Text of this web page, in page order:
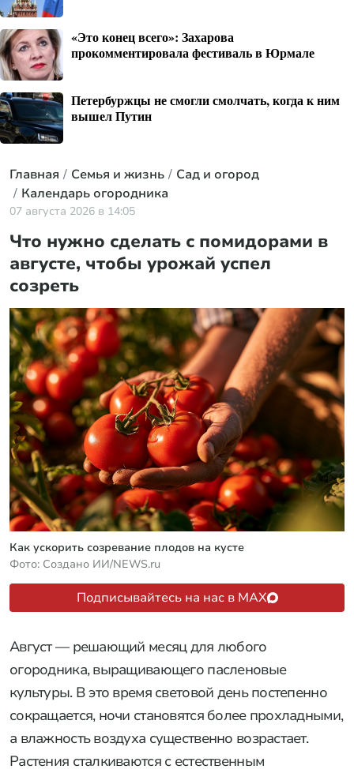
«Это конец всего»: Захарова
прокомментировала фестиваль в Юрмале
Петербуржцы не смогли смолчать, когда к ним
вышел Путин
Главная Семья и жизнь
Сад и огород
Календарь огородника
07 августа 2026 в 14:05
Что нужно сделать с помидорами в
августе, чтобы урожай успел
созреть
Как ускорить созревание плодов на кусте
Фото: Создано ИИ/NEWS.ru
Подписывайтесь на нас в MAX
Август — решающий месяц для любого
огородника, выращивающего пасленовые
культуры. В это время световой день постепенно
сокращается, ночи становятся более прохладными,
а влажность воздуха существенно возрастает.
Растения сталкиваются с естественным